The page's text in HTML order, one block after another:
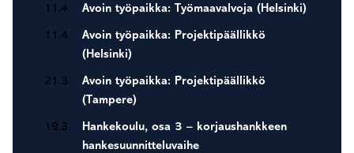
11.4. Avoin työpaikka: Työmaavalvoja (Helsinki)
11.4.
Avoin työpaikka: Projektipäällikkö
(Helsinki)
21.3.
Avoin työpaikka: Projektipäällikkö
(Tampere)
19.3.
Hankekoulu, osa 3 – korjaushankkeen
hankesuunnitteluvaihe